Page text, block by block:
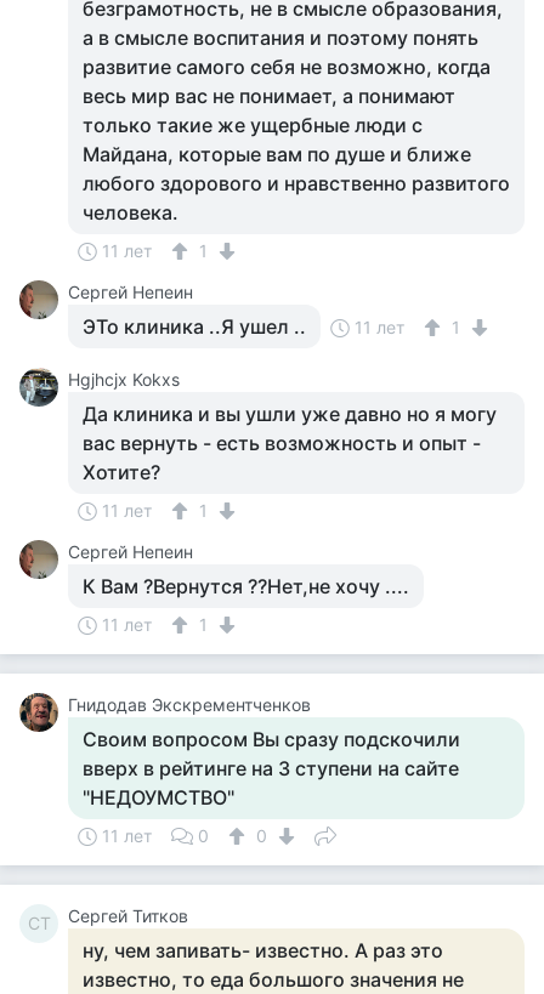
безграмотность, не в смысле образования,
а в смысле воспитания и поэтому понять
развитие самого себя не возможно, когда
весь мир вас не понимает, а понимают
только такие же ущербные люди с
Майдана, которые вам по душе и ближе
любого здорового и нравственно развитого
человека.
11 лет
1
Сергей Непеин
ЭТо клиника ..Я ушел .. 11 лет 1
Hgjhcjx Kokxs
Да клиника и вы ушли уже давно но я могу
вас вернуть - есть возможность и опыт -
Хотите?
11 лет
1
Сергей Непеин
К Вам ?Вернутся ??Нет,не хочу ....
11 лет 1
Гнидодав Экскрементченков
Своим вопросом Вы сразу подскочили
вверх в рейтинге на 3 ступени на сайте
"НЕДОУМСТВО"
11 лет 0 0
СТ Сергей Титков
ну, чем запивать- известно. А раз это
известно, то еда большого значения не